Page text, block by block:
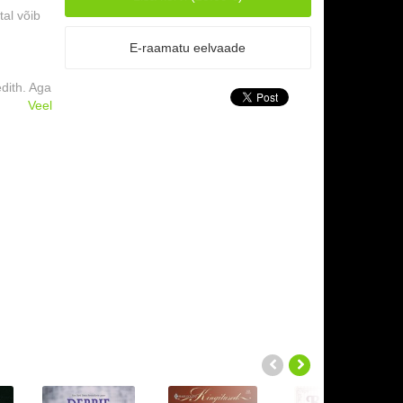
E-raamatu eelvaade
võib
Aga
ta
Veel